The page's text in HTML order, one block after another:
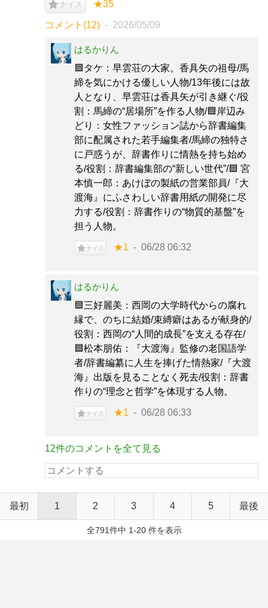
ナイス ★35
コメント(12) 2026/05/09
はるかりん
🟦タケ：早雲荘の大家。香具矢の祖母/馬
締を気にかける優しい人物/13年後には故
人となり、早雲荘は香具矢が引き継ぐ/役
割：馬締の“居場所”を作る人物/🟦岸辺み
どり：女性ファッション誌から辞書編集
部に配属された若手編集者/馬締の独特さ
に戸惑うが、辞書作りに情熱を持ち始め
る/役割：辞書編集部の“新しい世代”/🟦 宮
本慎一郎：あけぼの製紙の営業部員/『大
渡海』にふさわしい辞書用紙の開発に尽
力する/役割：辞書作りの“物質的基盤”を
担う人物。
ナイス ★1 06/28 06:32
はるかりん
🟦三好麗美：西岡の大学時代からの腐れ
縁で、のちに結婚/束縛癖はあるが献身的/
役割：西岡の“人間的成長”を支える存在/
🟦松本朋佑：『大渡海』監修の老国語学
者/辞書編纂に人生を捧げた情熱家/『大渡
海』出版を見ることなく死去/役割：辞書
作りの“理念と哲学”を体現する人物。
ナイス ★1 06/28 06:33
12件のコメントを全て見る
最初 1 2 3 4 5 最後
全791件中 1-20 件を表示